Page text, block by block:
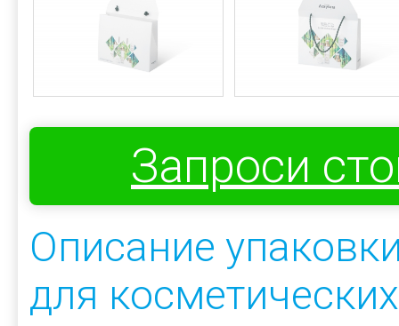
Запроси
Описание
для